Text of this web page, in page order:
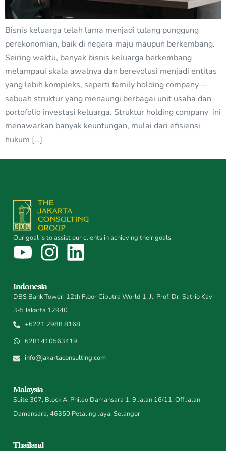
Bisnis keluarga telah lama menjadi tulang punggung
perekonomian, baik di negara maju maupun berkembang.
Seiring waktu, banyak bisnis keluarga berkembang
melampaui skala awalnya dan berevolusi menjadi entitas
yang lebih kompleks, seperti family holding company—
sebuah struktur yang menaungi berbagai unit usaha dan
portofolio investasi keluarga. Struktur holding company ini
menawarkan banyak keuntungan, mulai dari efisiensi
hukum […]
Our goal is to assist our clients in achieving their goals.
Indonesia
DBS Bank Tower, 12th Floor Ciputra World 1, Jl. Prof. Dr. Satrio Kav
3-5 Jakarta 12940
+6221 2988 8168
6281410563419
info@jakartaconsulting.com
Malaysia
Suite 307, Block A, Phileo Damansara 1, 9 Jalan 16/11, Off Jalan
Damansara, 46350 Petaling Jaya, Selangor
Thailand